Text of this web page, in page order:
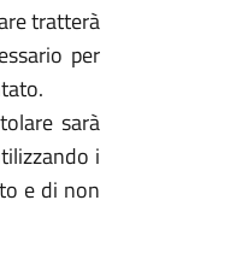
tratterà
per
sarà
i
e di non